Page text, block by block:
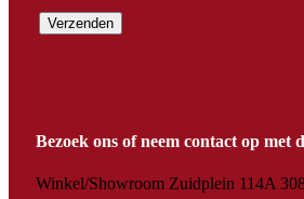
Bezoek ons of neem contact op met
Winkel/Showroom Zuidplein 114A